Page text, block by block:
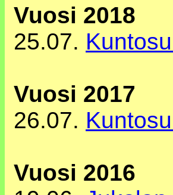
Vuosi 2018
25.07.
Vuosi 2017
26.07.
Vuosi 2016